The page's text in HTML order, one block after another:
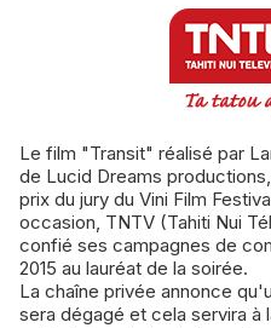
Le film "Transit" réalisé par Larry Kupper et Samuel Cuneo
de Lucid Dreams
prix du jury du Vini Film
occasion, TNTV (Tahiti Nui
confié ses campagnes de
2015 au lauréat de la soirée.
La chaîne privée annonce
sera dégagé et cela servira à